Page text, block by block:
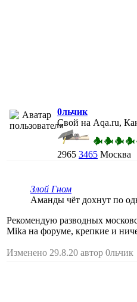
0льчик
Свой на Aqa.ru,
2965 3465 Москва
Злой Гном
Аманды чёт дохнут по
Рекомендую разводных
Mika на форуме, крепкие и
Изменено 29.8.20 автор 0льчик